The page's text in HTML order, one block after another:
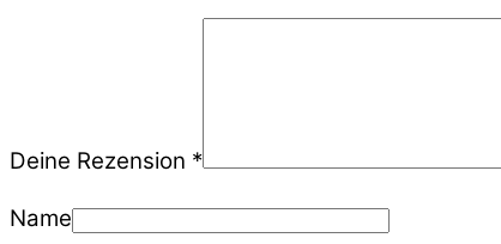
Deine Rezension *
Name